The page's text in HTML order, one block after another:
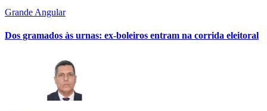
Grande Angular
Dos gramados às urnas: ex-boleiros entram na corrida eleitoral